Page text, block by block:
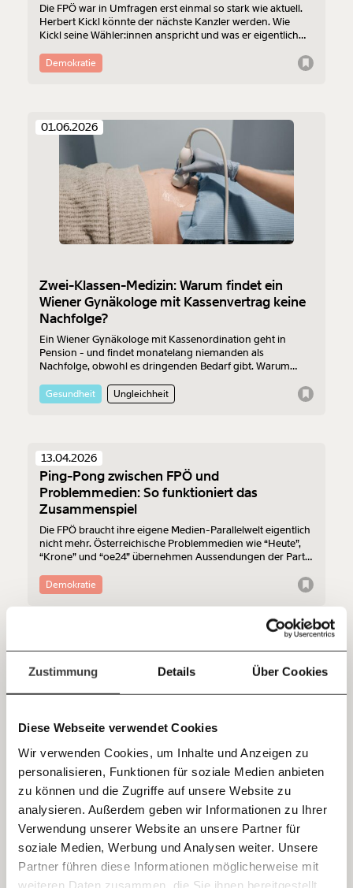
Zustimmung Details Über Cookies
Diese Webseite verwendet Cookies
Wir verwenden Cookies, um Inhalte und Anzeigen zu
personalisieren, Funktionen für soziale Medien anbieten
zu können und die Zugriffe auf unsere Website zu
analysieren. Außerdem geben wir Informationen zu Ihrer
Verwendung unserer Website an unsere Partner für
soziale Medien, Werbung und Analysen weiter. Unsere
Partner führen diese Informationen möglicherweise mit
weiteren Daten zusammen, die Sie ihnen bereitgestellt
Immer auf dem Laufenden
bleiben mit unseren gratis
E-Mail-Newslettern!
Veränderung
beginnt mit Dir!
unsere Wirtschaft so gestalten, dass sie für alle
funktioniert. Unsere Recherchen sind für alle frei im
Netz. Unabhängig und werbefrei. Und das wird auch
so bleiben. Kämpf’ mit uns für den Fortschritt und
unterstütze uns mit Deinem Mitgliedsbeitrag.
Du überweist lieber direkt?
Kontoinhaber: Momentum Institut - Verein für
sozialen Fortschritt
Jetzt
einfach
teilen.
E-Mail
Whatsapp
Die FPÖ war in Umfragen erst einmal so stark wie aktuell.
Herbert Kickl könnte der nächste Kanzler werden. Wie
Kickl seine Wähler:innen anspricht und was er eigentlich
angehört.
Demokratie
01.06.2026
Zwei-Klassen-Medizin: Warum findet ein
Wiener Gynäkologe mit Kassenvertrag keine
Nachfolge?
Ein Wiener Gynäkologe mit Kassenordination geht in
Pension - und findet monatelang niemanden als
Nachfolge, obwohl es dringenden Bedarf gibt. Warum
Gesundheit Ungleichheit
13.04.2026
Ping-Pong zwischen FPÖ und
Problemmedien: So funktioniert das
Zusammenspiel
Die FPÖ braucht ihre eigene Medien-Parallelwelt eigentlich
nicht mehr. Österreichische Problemmedien wie “Heute”,
“Krone” und “oe24” übernehmen Aussendungen der Partei
dienen ihr als Sprachrohr. Die Zusammenarbeit werde
immer enger, sagt Medienforscher Luis Paulitsch.
Demokratie
16.02.2026
Männerdemo gegen Männergewalt:
“Natürlich bringen nicht alle Männer Frauen
um. Aber was machst du konkret dagegen?”
Österreich hat seit Jahren eine erschreckend hohe
Femizidrate. Das ist aber nur die Spitze des Eisbergs der